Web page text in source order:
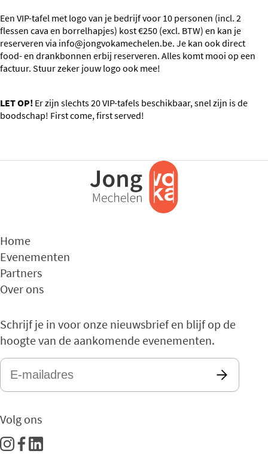
Een VIP-tafel met logo van je bedrijf voor 10 personen (incl. 2
flessen cava en borrelhapjes) kost €250 (excl. BTW) en kan je
reserveren via info@jongvokamechelen.be. Je kan ook direct
food- en drankbonnen erbij reserveren. Alles komt mooi op een
factuur. Stuur zeker jouw logo ook mee!
LET OP! Er zijn slechts 20 VIP-tafels beschikbaar, snel zijn is de
boodschap! First come, first served!
Home
Evenementen
Partners
Over ons
Schrijf je in voor onze nieuwsbrief en blijf op de
hoogte van de aankomende evenementen.
E-
mailadres*
Volg ons